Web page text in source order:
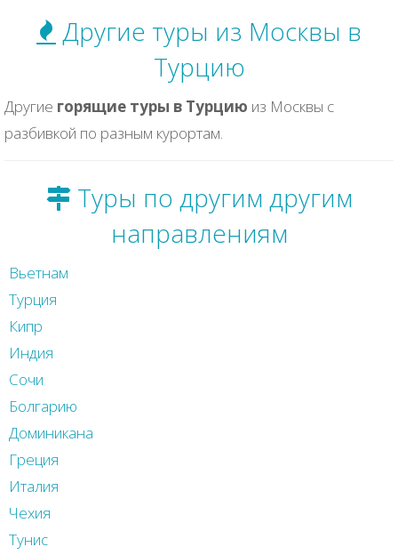
Другие туры из Москвы в
Турцию
Другие горящие туры в Турцию из Москвы с
разбивкой по разным курортам.
Туры по другим другим
направлениям
Вьетнам
Турция
Кипр
Индия
Сочи
Болгарию
Доминикана
Греция
Италия
Чехия
Тунис